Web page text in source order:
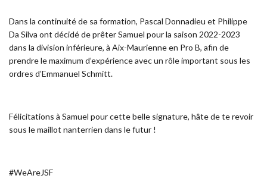
Dans la continuité de sa formation, Pascal Donnadieu et Philippe
Da Silva ont décidé de prêter Samuel pour la saison 2022-2023
dans la division inférieure, à Aix-Maurienne en Pro B, afin de
prendre le maximum d’expérience avec un rôle important sous les
ordres d’Emmanuel Schmitt.
Félicitations à Samuel pour cette belle signature, hâte de te revoir
sous le maillot nanterrien dans le futur !
#WeAreJSF